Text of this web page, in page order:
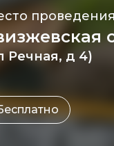
проведения
Речная, д 4)